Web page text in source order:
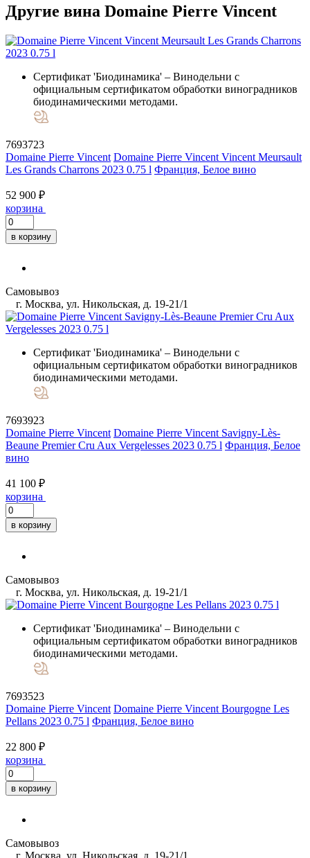
Другие вина Domaine Pierre Vincent
Сертификат 'Биодинамика' – Винодельни с
официальным сертификатом обработки виноградников
биодинамическими методами.
7693723
Domaine Pierre Vincent Domaine Pierre Vincent Vincent Meursault
Les Grands Charrons 2023 0.75 l Франция, Белое вино
52 900 ₽
корзина
в корзину
Самовывоз
г. Москва, ул. Никольская, д. 19-21/1
Сертификат 'Биодинамика' – Винодельни с
официальным сертификатом обработки виноградников
биодинамическими методами.
7693923
Domaine Pierre Vincent Domaine Pierre Vincent Savigny-Lès-
Beaune Premier Cru Aux Vergelesses 2023 0.75 l Франция, Белое
вино
41 100 ₽
корзина
в корзину
Самовывоз
г. Москва, ул. Никольская, д. 19-21/1
Сертификат 'Биодинамика' – Винодельни с
официальным сертификатом обработки виноградников
биодинамическими методами.
7693523
Domaine Pierre Vincent Domaine Pierre Vincent Bourgogne Les
Pellans 2023 0.75 l Франция, Белое вино
22 800 ₽
корзина
в корзину
Самовывоз
г. Москва, ул. Никольская, д. 19-21/1